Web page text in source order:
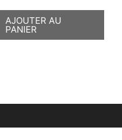
AJOUTER AU
PANIER